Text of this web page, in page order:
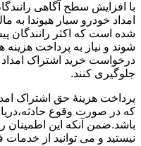
با افزایش سطح آگاهی
امداد خودرو سیار هیوندا به
شده است که اکثر رانندگان
شوند و نیاز به پرداخت هزینه
درخواست خرید اشتراک امداد
جلوگیری کنند.
پرداخت هزینۀ حق اشتراک
که در صورت وقوع
باشد.ضمن آنکه این اطمینان
نیستید و می توانید از خدمات